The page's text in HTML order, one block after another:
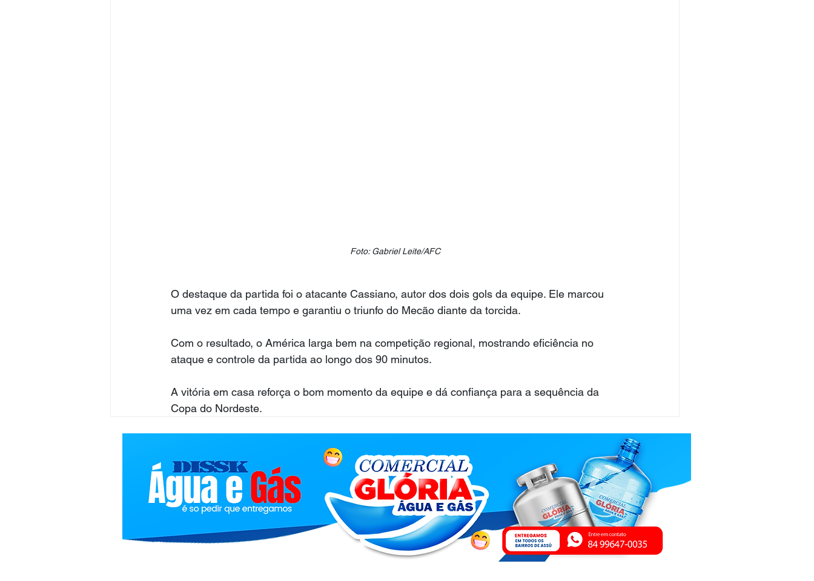
Foto: Gabriel Leite/AFC
O destaque da partida foi o atacante Cassiano, autor dos dois gols da equipe. Ele marcou
uma vez em cada tempo e garantiu o triunfo do Mecão diante da torcida.
Com o resultado, o América larga bem na competição regional, mostrando eficiência no
ataque e controle da partida ao longo dos 90 minutos.
A vitória em casa reforça o bom momento da equipe e dá confiança para a sequência da
Copa do Nordeste.